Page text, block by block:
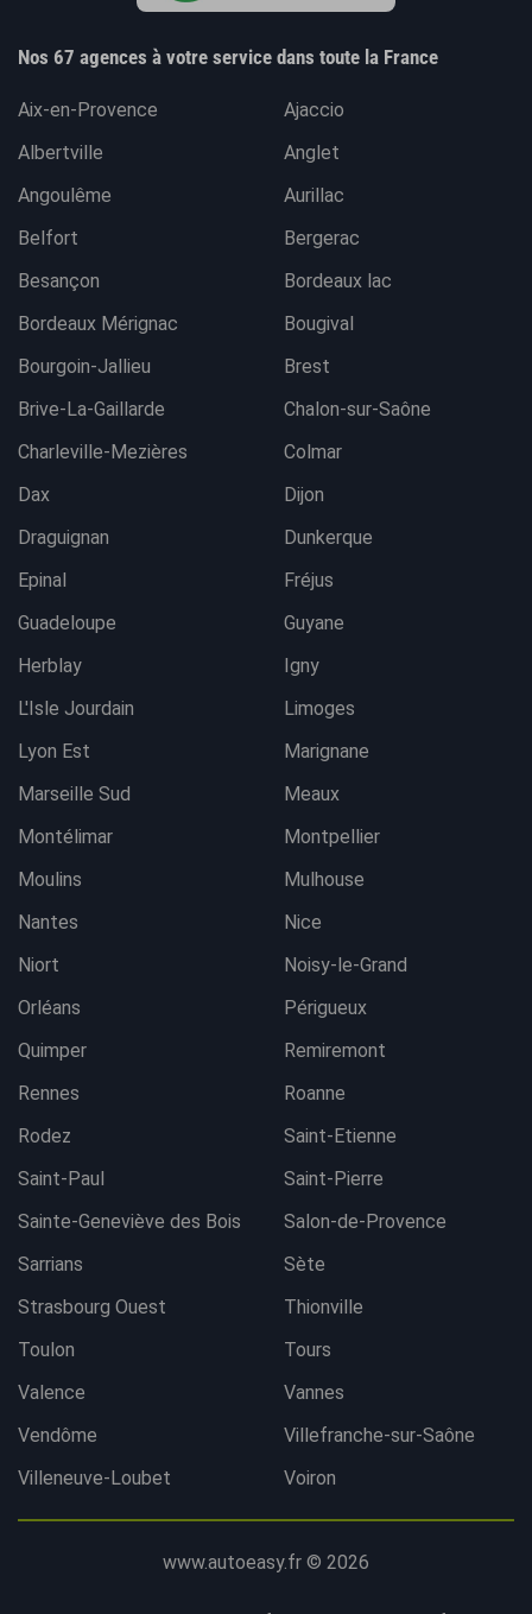
Nos 67 agences à votre service dans toute la France
Aix-en-Provence
Ajaccio
Albertville
Anglet
Angoulême
Aurillac
Belfort
Bergerac
Besançon
Bordeaux lac
Bordeaux Mérignac
Bougival
Bourgoin-Jallieu
Brest
Brive-La-Gaillarde
Chalon-sur-Saône
Charleville-Mezières
Colmar
Dax
Dijon
Draguignan
Dunkerque
Epinal
Fréjus
Guadeloupe
Guyane
Herblay
Igny
L'Isle Jourdain
Limoges
Lyon Est
Marignane
Marseille Sud
Meaux
Montélimar
Montpellier
Moulins
Mulhouse
Nantes
Nice
Niort
Noisy-le-Grand
Orléans
Périgueux
Quimper
Remiremont
Rennes
Roanne
Rodez
Saint-Etienne
Saint-Paul
Saint-Pierre
Sainte-Geneviève des Bois
Salon-de-Provence
Sarrians
Sète
Strasbourg Ouest
Thionville
Toulon
Tours
Valence
Vannes
Vendôme
Villefranche-sur-Saône
Villeneuve-Loubet
Voiron
www.autoeasy.fr © 2026